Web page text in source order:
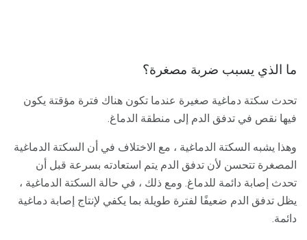
ما الذي يسبب ضربة مصغرة؟
تحدث سكتة دماغية صغيرة عندما تكون هناك فترة مؤقتة يكون
فيها نقص في تدفق الدم إلى منطقة الدماغ.
وهذا يشبه السكتة الدماغية ، مع الاختلاف في أن السكتة الدماغية
المصغرة تتحسن لأن تدفق الدم يتم استعادته بسرعة قبل أن
تحدث إصابة دائمة للدماغ. ومع ذلك ، في حالة السكتة الدماغية ،
يظل تدفق الدم ضعيفًا لفترة طويلة بما يكفي لإنتاج إصابة دماغية
دائمة.